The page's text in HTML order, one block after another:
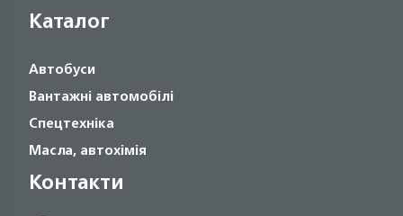
Каталог
Автобуси
Вантажні автомобілі
Спецтехніка
Масла, автохімія
Контакти